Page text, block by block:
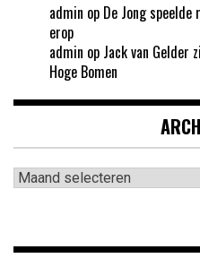
admin op De Jong
erop
admin op Jack van Gelder
Hoge Bomen
Archieven